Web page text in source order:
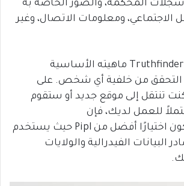
سجلات المحكمة، والصور الخاصة به
الاجتماعي، ومعلومات الاتصال، وغير
عليك أن تعلم أن Truthfinder ماهيته الأساسية
التحقق من خلفية أي شخص. على
كنت تنتقل إلى موقع جديد أو ستقوم
للعمل لديك، فإن
Truthfinder سيكون اختيارًا أفضل من Pipl حيث يستخدم
الفيدرالية والولايات